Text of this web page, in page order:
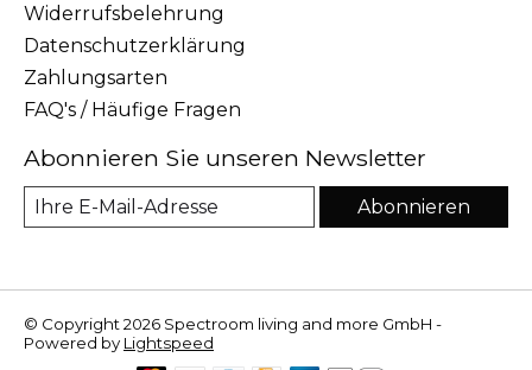
Widerrufsbelehrung
Datenschutzerklärung
Zahlungsarten
FAQ's / Häufige Fragen
Abonnieren Sie unseren Newsletter
Abonnieren
© Copyright 2026 Spectroom living and more GmbH -
Powered by Lightspeed